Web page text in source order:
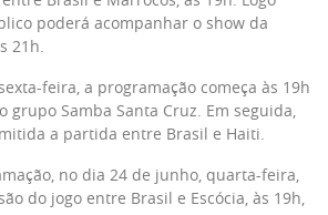
poderá acompanhar o show da
21h.
feira, a programação começa às 19h
grupo Samba Santa Cruz. Em seguida,
a partida entre Brasil e Haiti.
no dia 24 de junho, quarta-feira,
do jogo entre Brasil e Escócia, às 19h,